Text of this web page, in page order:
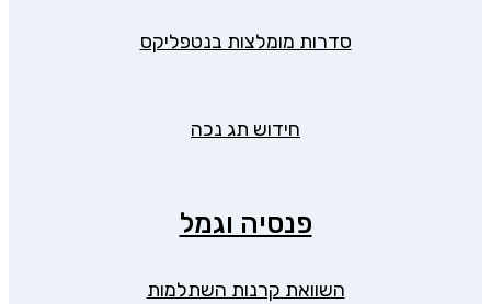
סדרות מומלצות בנטפליקס
חידוש תג נכה
פנסיה וגמל
השוואת קרנות השתלמות